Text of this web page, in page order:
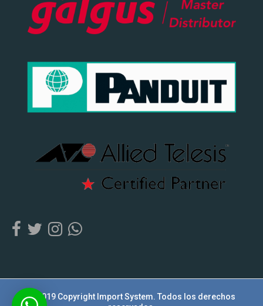
© 2019 Copyright Import System. Todos los derechos